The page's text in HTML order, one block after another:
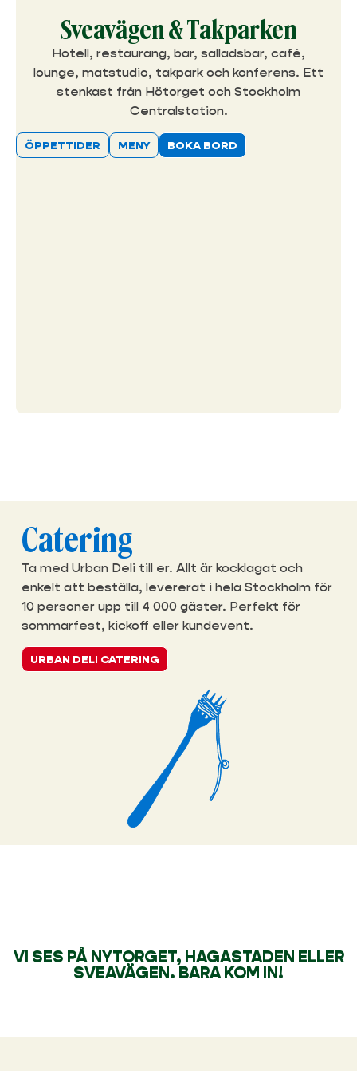
Sveavägen & Takparken
Hotell, restaurang, bar, salladsbar, café,
lounge, matstudio, takpark och konferens. Ett
stenkast från Hötorget och Stockholm
Centralstation.
ÖPPETTIDER MENY BOKA BORD
Catering
Ta med Urban Deli till er. Allt är kocklagat och
enkelt att beställa, levererat i hela Stockholm för
10 personer upp till 4 000 gäster. Perfekt för
sommarfest, kickoff eller kundevent.
URBAN DELI CATERING
VI SES PÅ NYTORGET, HAGASTADEN ELLER
SVEAVÄGEN. BARA KOM IN!